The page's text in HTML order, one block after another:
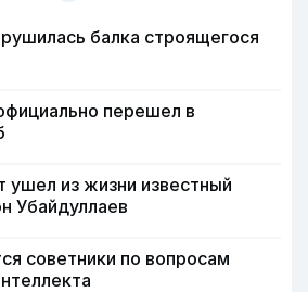
балка строящегося
перешел в
ушел из жизни известный
Убайдуллаев
советники по вопросам